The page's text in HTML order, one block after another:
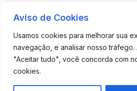
Aviso de Cookies
Usamos cookies para melhorar sua
navegação, e analisar nosso tráfego.
"Aceitar tudo", você concorda com
cookies.
Olá, precisa